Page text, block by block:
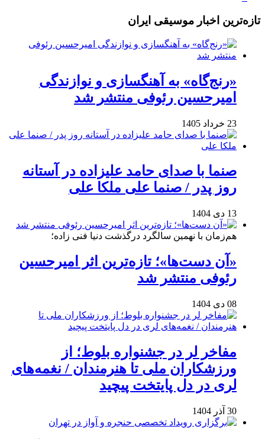
تازه‌ترین اخبار موسیقی ایران
«رنج‌گاه» به آهنگسازی و نوازندگی
امیرحسین رئوفی منتشر شد
23 خرداد 1405
صنما با صدای حامد علیزاده در آستانه
روز پدر / صنما علی ملکا علی
13 دی 1404
هم‌زمان با نهمین سالگرد درگذشت دنیا فنی زاده؛
«آن دست‌ها»؛ تازه‌ترین اثر امیرحسین
رئوفی منتشر شد
08 دی 1404
مفاخر لر در جشنواره بلوط؛ از
ورزشکاران ملی تا هنرمندان / نغمه‌های
لری در دل پایتخت پیچید
30 آذر 1404